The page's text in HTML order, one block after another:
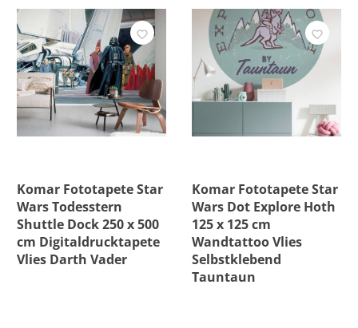
Komar Fototapete Star
Wars Todesstern
Shuttle Dock 250 x 500
cm Digitaldrucktapete
Vlies Darth Vader
Komar Fototapete Star
Wars Dot Explore Hoth
125 x 125 cm
Wandtattoo Vlies
Selbstklebend
Tauntaun